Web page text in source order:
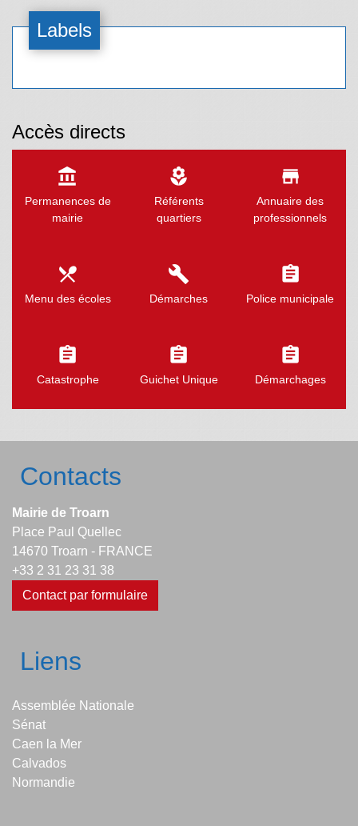
Labels
Accès directs
account_balance
Permanences de
mairie
local_florist
Référents
quartiers
store
Annuaire des
professionnels
local_dining
Menu des écoles
build
Démarches
assignment
Police municipale
assignment
Catastrophe
assignment
Guichet Unique
assignment
Démarchages
Contacts
Mairie de Troarn
Place Paul Quellec
14670 Troarn - FRANCE
+33 2 31 23 31 38
Contact par formulaire
Liens
Assemblée Nationale
Sénat
Caen la Mer
Calvados
Normandie